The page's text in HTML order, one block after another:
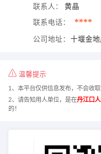
联系人： 黄晶
联系电话： ****
公司地址： 十堰金
温馨提示
1、本平台仅供信息发布，不会收
2、请告知用人单位，是在丹江口
的！